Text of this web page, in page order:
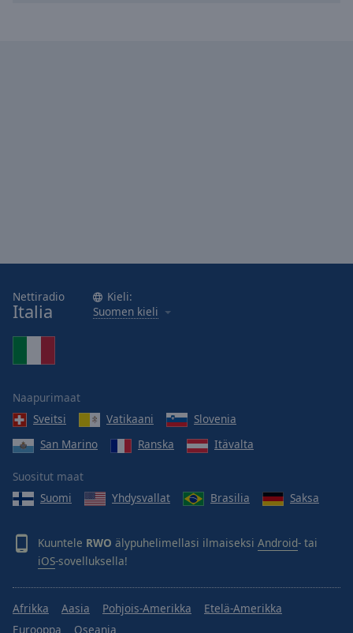
Nettiradio
Italia
Kieli:
Suomen kieli
Naapurimaat
Sveitsi
Vatikaani
Slovenia
San Marino
Ranska Itävalta
Suositut maat
Suomi
Yhdysvallat Brasilia Saksa
Kuuntele RWO älypuhelimellasi ilmaiseksi Android- tai
iOS-sovelluksella!
Afrikka Aasia Pohjois-Amerikka
Etelä-Amerikka
Eurooppa
Oseania